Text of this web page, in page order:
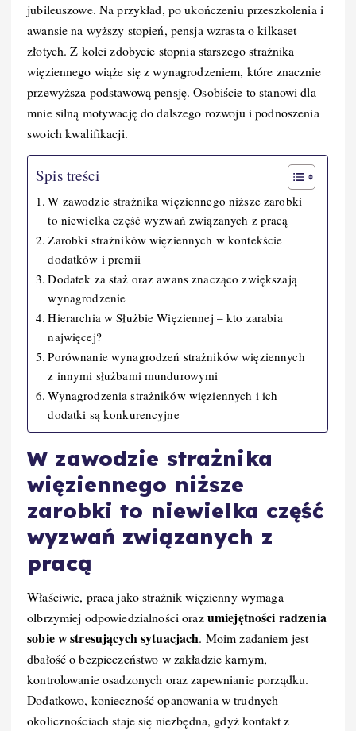
jubileuszowe. Na przykład, po ukończeniu przeszkolenia i
awansie na wyższy stopień, pensja wzrasta o kilkaset
złotych. Z kolei zdobycie stopnia starszego strażnika
więziennego wiąże się z wynagrodzeniem, które znacznie
przewyższa podstawową pensję. Osobiście to stanowi dla
mnie silną motywację do dalszego rozwoju i podnoszenia
swoich kwalifikacji.
Spis treści
W zawodzie strażnika więziennego niższe zarobki
to niewielka część wyzwań związanych z pracą
Zarobki strażników więziennych w kontekście
dodatków i premii
Dodatek za staż oraz awans znacząco zwiększają
wynagrodzenie
Hierarchia w Służbie Więziennej – kto zarabia
najwięcej?
Porównanie wynagrodzeń strażników więziennych
z innymi służbami mundurowymi
Wynagrodzenia strażników więziennych i ich
dodatki są konkurencyjne
W zawodzie strażnika
więziennego niższe
zarobki to niewielka część
wyzwań związanych z
pracą
Właściwie, praca jako strażnik więzienny wymaga
olbrzymiej odpowiedzialności orazumiejętności radzenia
sobie w stresujących sytuacjach. Moim zadaniem jest
dbałość o bezpieczeństwo w zakładzie karnym,
kontrolowanie osadzonych oraz zapewnianie porządku.
Dodatkowo, konieczność opanowania w trudnych
okolicznościach staje się niezbędna, gdyż kontakt z